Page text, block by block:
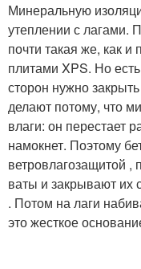
Минеральную
утеплении с лагами.
почти такая же, как и
плитами XPS. Но
сторон нужно
делают потому, что
влаги: он перестает
намокнет. Поэтому
ветровлагозащитой
ваты и закрывают их
. Потом на лаги
это жесткое